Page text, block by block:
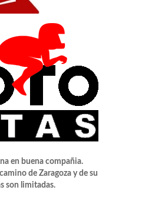
en buena compañia.
de Zaragoza y de su
son limitadas.